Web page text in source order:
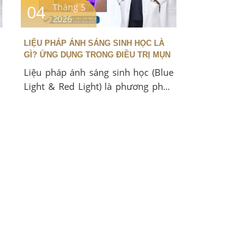
04
Tháng 5
2026
LIỆU PHÁP ÁNH SÁNG SINH HỌC LÀ
GÌ? ỨNG DỤNG TRONG ĐIỀU TRỊ MỤN
Liệu pháp ánh sáng sinh học (Blue
Light & Red Light) là phương pháp